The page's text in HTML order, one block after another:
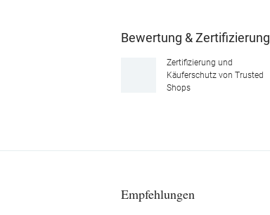
Bewertung & Zertifizierung
Zertifizierung und
Käuferschutz von Trusted
Shops
Empfehlungen